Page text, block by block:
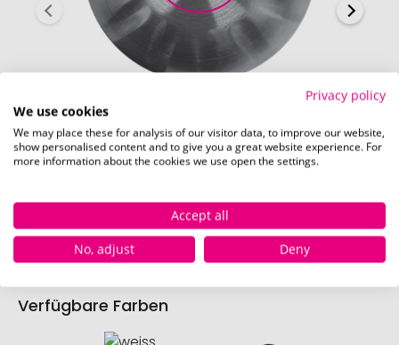
Auf der Kappe (Ø 17 mm)
herunterladen.
Verfügbare Farben
Privacy policy
We use cookies
We may place these for analysis of our visitor data, to improve our website,
show personalised content and to give you a great website experience. For
more information about the cookies we use open the settings.
Accept all
No, adjust
Deny